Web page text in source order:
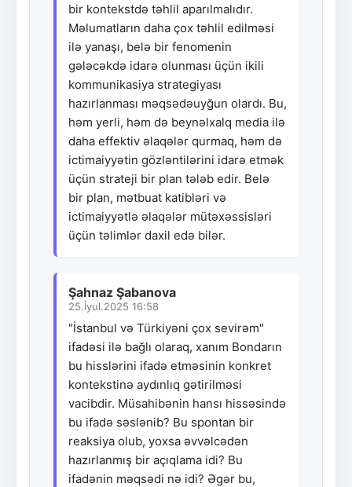
bir kontekstdə təhlil aparılmalıdır.
Məlumatların daha çox təhlil edilməsi
ilə yanaşı, belə bir fenomenin
gələcəkdə idarə olunması üçün ikili
kommunikasiya strategiyası
hazırlanması məqsədəuyğun olardı. Bu,
həm yerli, həm də beynəlxalq media ilə
daha effektiv əlaqələr qurmaq, həm də
ictimaiyyətin gözləntilərini idarə etmək
üçün strateji bir plan tələb edir. Belə
bir plan, mətbuat katibləri və
ictimaiyyətlə əlaqələr mütəxəssisləri
üçün təlimlər daxil edə bilər.
Şahnaz Şabanova
25.İyul.2025 16:58
"İstanbul və Türkiyəni çox sevirəm"
ifadəsi ilə bağlı olaraq, xanım Bondarın
bu hisslərini ifadə etməsinin konkret
kontekstinə aydınlıq gətirilməsi
vacibdir. Müsahibənin hansı hissəsində
bu ifadə səslənib? Bu spontan bir
reaksiya olub, yoxsa əvvəlcədən
hazırlanmış bir açıqlama idi? Bu
ifadənin məqsədi nə idi? Əgər bu,